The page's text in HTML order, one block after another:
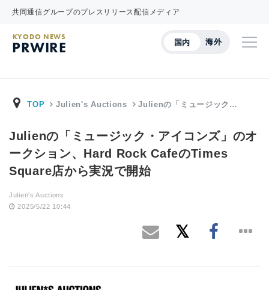
共同通信グループのプレスリリース配信メディア
国内 海外
KYODO NEWS
PRWIRE
TOP Julien's Auctions Julienの「ミュージック…
Julienの「ミュージック・アイコンズ」のオ
ークション、Hard Rock CafeのTimes
Square店から実況で開始
Julien's Auctions
2025/5/22 10:44